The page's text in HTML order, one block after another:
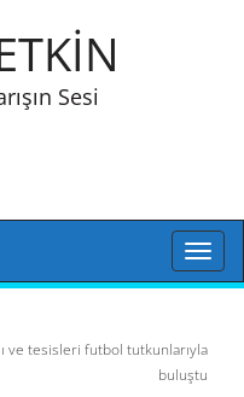
Sesi
Toggle
ve tesisleri futbol tutkunlarıyla
buluştu